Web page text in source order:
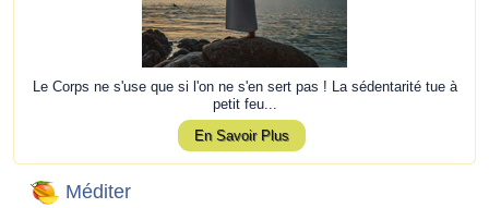
Le Corps ne s'use que si l'on ne s'en sert pas ! La sédentarité tue à
petit feu...
En Savoir Plus
Méditer